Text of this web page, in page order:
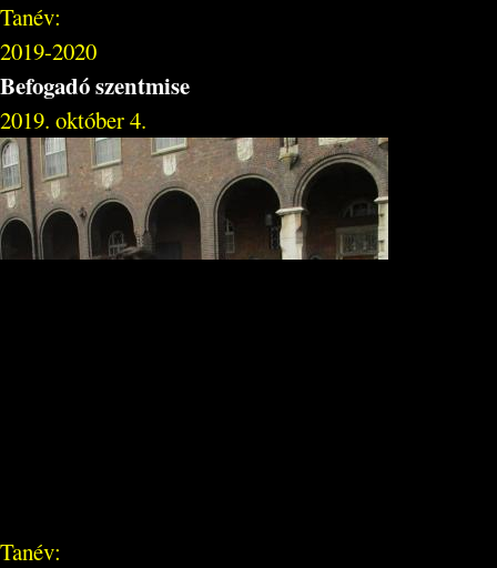
Tanév:
2019-2020
Befogadó szentmise
2019. október 4.
Tanév: